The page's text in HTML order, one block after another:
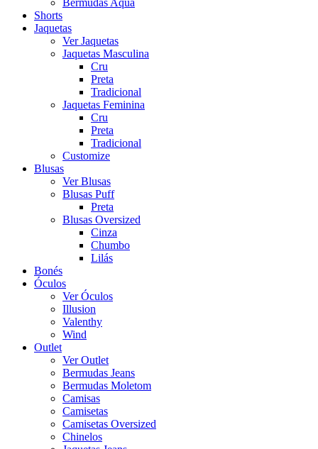
Bermudas Aqua
Shorts
Jaquetas
Ver Jaquetas
Jaquetas Masculina
Cru
Preta
Tradicional
Jaquetas Feminina
Cru
Preta
Tradicional
Customize
Blusas
Ver Blusas
Blusas Puff
Preta
Blusas Oversized
Cinza
Chumbo
Lilás
Bonés
Óculos
Ver Óculos
Illusion
Valenthy
Wind
Outlet
Ver Outlet
Bermudas Jeans
Bermudas Moletom
Camisas
Camisetas
Camisetas Oversized
Chinelos